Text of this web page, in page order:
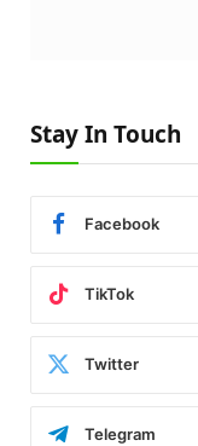
Stay In Touch
Facebook
TikTok
Twitter
Telegram